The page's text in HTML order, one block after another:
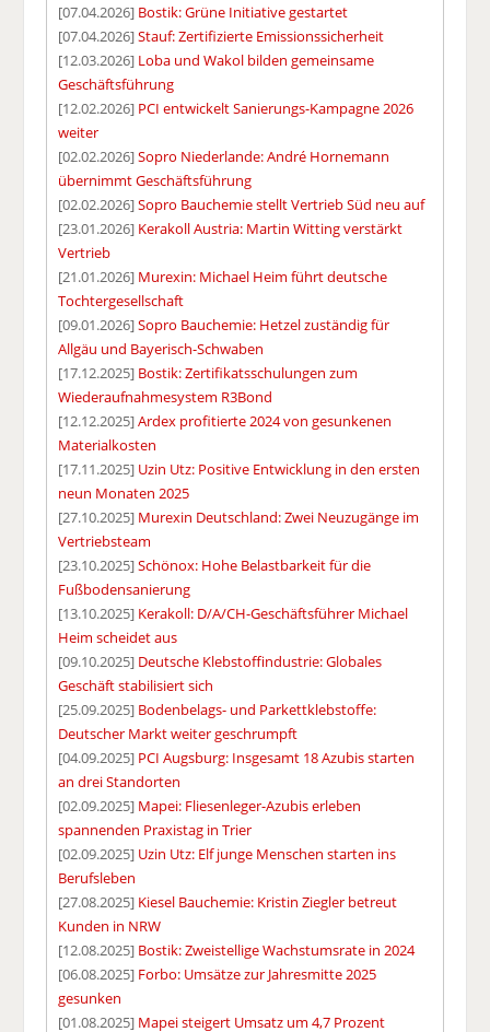
[07.04.2026] Bostik: Grüne Initiative gestartet
[07.04.2026]Stauf: Zertifizierte Emissionssicherheit
[12.03.2026] Loba und Wakol bilden gemeinsame
Geschäftsführung
[12.02.2026] PCI entwickelt Sanierungs-Kampagne 2026
weiter
[02.02.2026]Sopro Niederlande: André Hornemann
übernimmt Geschäftsführung
[02.02.2026]Sopro Bauchemie stellt Vertrieb Süd neu auf
[23.01.2026] Kerakoll Austria: Martin Witting verstärkt
Vertrieb
[21.01.2026] Murexin: Michael Heim führt deutsche
Tochtergesellschaft
[09.01.2026]Sopro Bauchemie: Hetzel zuständig für
Allgäu und Bayerisch-Schwaben
[17.12.2025] Bostik: Zertifikatsschulungen zum
Wiederaufnahmesystem R3Bond
[12.12.2025]Ardex profitierte 2024 von gesunkenen
Materialkosten
[17.11.2025] Uzin Utz: Positive Entwicklung in den ersten
neun Monaten 2025
[27.10.2025] Murexin Deutschland: Zwei Neuzugänge im
Vertriebsteam
[23.10.2025]Schönox: Hohe Belastbarkeit für die
Fußbodensanierung
[13.10.2025] Kerakoll: D/A/CH-Geschäftsführer Michael
Heim scheidet aus
[09.10.2025] Deutsche Klebstoffindustrie: Globales
Geschäft stabilisiert sich
[25.09.2025] Bodenbelags- und Parkettklebstoffe:
Deutscher Markt weiter geschrumpft
[04.09.2025] PCI Augsburg: Insgesamt 18 Azubis starten
an drei Standorten
[02.09.2025] Mapei: Fliesenleger-Azubis erleben
spannenden Praxistag in Trier
[02.09.2025] Uzin Utz: Elf junge Menschen starten ins
Berufsleben
[27.08.2025] Kiesel Bauchemie: Kristin Ziegler betreut
Kunden in NRW
[12.08.2025] Bostik: Zweistellige Wachstumsrate in 2024
[06.08.2025] Forbo: Umsätze zur Jahresmitte 2025
gesunken
[01.08.2025] Mapei steigert Umsatz um 4,7 Prozent